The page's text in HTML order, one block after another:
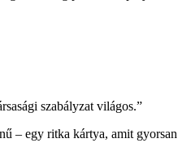
szabályzat világos.”
– egy ritka kártya, amit